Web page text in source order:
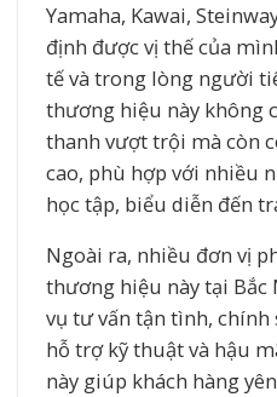
Yamaha, Kawai,
định được vị thế của
tế và trong lòng người
thương hiệu này không
thanh vượt trội mà còn
cao, phù hợp với nhiều
học tập, biểu diễn đến
Ngoài ra, nhiều đơn vị
thương hiệu này tại Bắc
vụ tư vấn tận tình, chính
hỗ trợ kỹ thuật và hậu
này giúp khách hàng